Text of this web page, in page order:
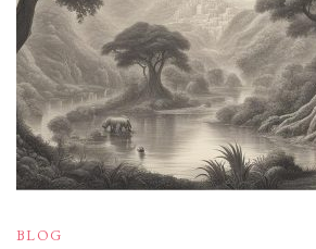
BLOG